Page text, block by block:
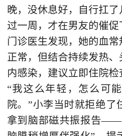
晚，没休息好，自行扛
过一周，才在男友的催促
门诊医生发现，她的血
正常，但结合持续发热
内感染，建议立即住院检
“我这么年轻，怎么可
院。”小李当时就拒绝了
拿到脑部磁共振报告——